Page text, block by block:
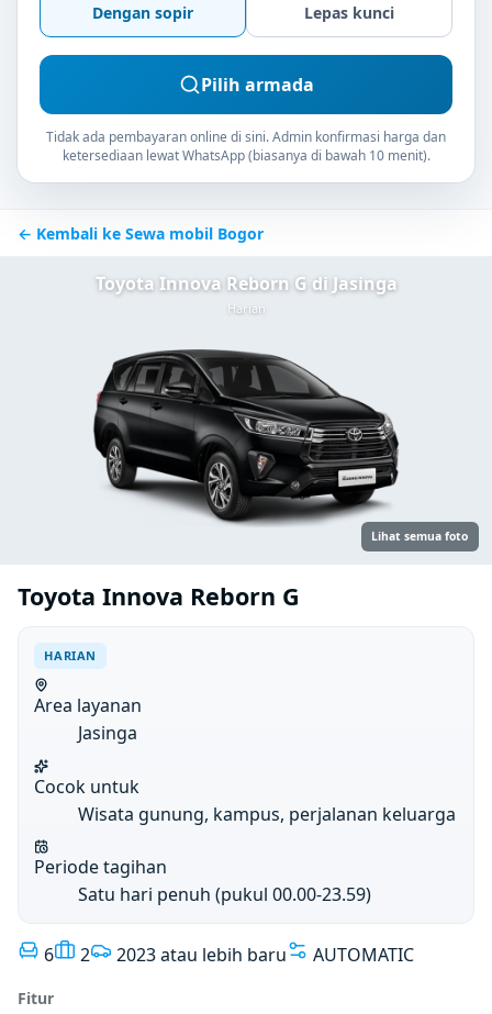
Dengan sopir Lepas kunci
Pilih armada
Tidak ada pembayaran online di sini. Admin konfirmasi harga dan
ketersediaan lewat WhatsApp (biasanya di bawah 10 menit).
← Kembali ke Sewa mobil Bogor
Toyota Innova Reborn G di Jasinga
Harian
Lihat semua foto
Toyota Innova Reborn G
HARIAN
Area layanan
Jasinga
Cocok untuk
Wisata gunung, kampus, perjalanan keluarga
Periode tagihan
Satu hari penuh (pukul 00.00-23.59)
6 2 2023 atau lebih baru AUTOMATIC
Fitur